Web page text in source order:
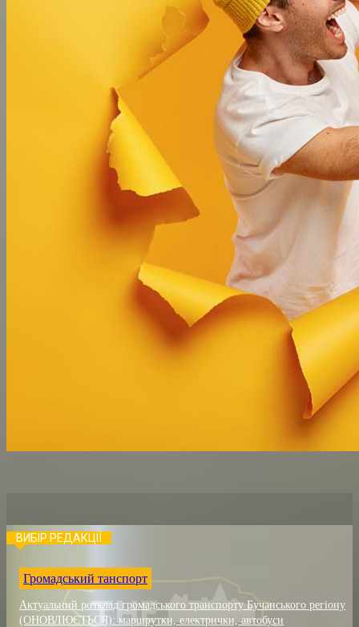
ВИБІР РЕДАКЦІЇ
Громадський танспорт
Актуальний розклад громадського транспорту Бучанського регіону
(ОНОВЛЮЄТЬСЯ): маршрутки, електрички, автобуси